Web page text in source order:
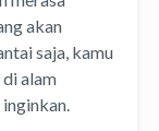
akan
saja, kamu
alam